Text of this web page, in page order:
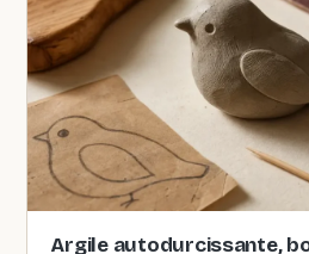
Argile autodurcissante,